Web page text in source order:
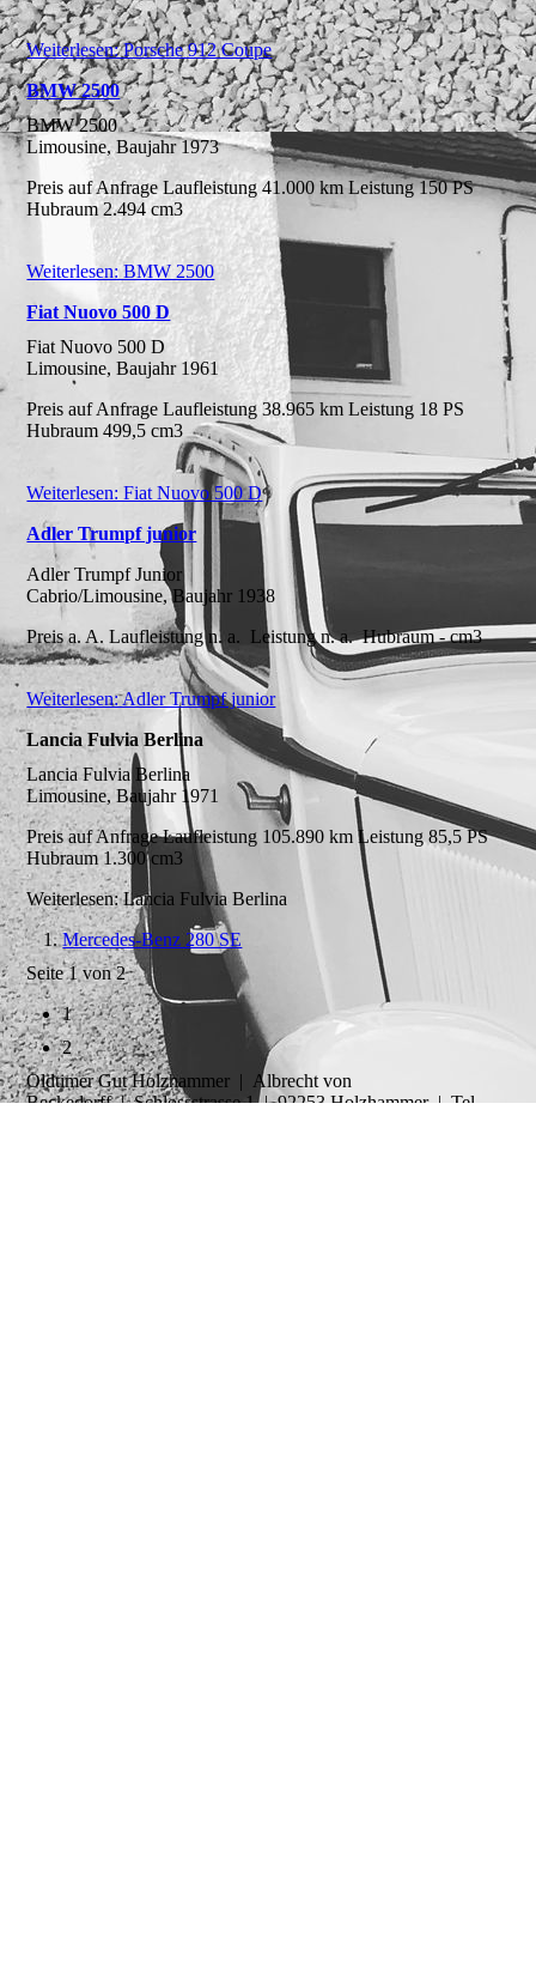
Weiterlesen: Porsche 912 Coupe
BMW 2500
BMW 2500
Limousine, Baujahr 1973
Preis auf Anfrage Laufleistung 41.000 km Leistung 150 PS
Hubraum 2.494 cm3
Weiterlesen: BMW 2500
Fiat Nuovo 500 D
Fiat Nuovo 500 D
Limousine, Baujahr 1961
Preis auf Anfrage Laufleistung 38.965 km Leistung 18 PS
Hubraum 499,5 cm3
Weiterlesen: Fiat Nuovo 500 D
Adler Trumpf junior
Adler Trumpf Junior
Cabrio/Limousine, Baujahr 1938
Preis a. A. Laufleistung n. a. Leistung n. a. Hubraum - cm3
Weiterlesen: Adler Trumpf junior
Lancia Fulvia Berlina
Lancia Fulvia Berlina
Limousine, Baujahr 1971
Preis auf Anfrage Laufleistung 105.890 km Leistung 85,5 PS
Hubraum 1.300 cm3
Weiterlesen: Lancia Fulvia Berlina
Mercedes-Benz 280 SE
Seite 1 von 2
1
2
Oldtimer Gut Holzhammer | Albrecht von
Beckedorff | Schlossstrasse 1 | 92253 Holzhammer | Tel